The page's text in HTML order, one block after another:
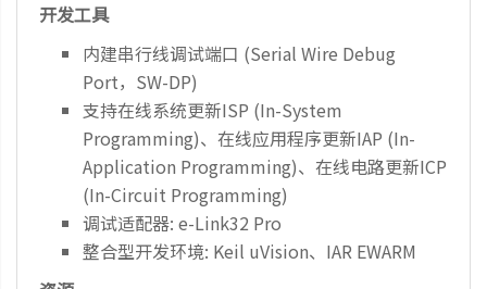
开发工具
内建串行线调试端口 (Serial Wire Debug
Port，SW-DP)
支持在线系统更新ISP (In-System
Programming)、在线应用程序更新IAP (In-
Application Programming)、在线电路更新ICP
(In-Circuit Programming)
调试适配器: e-Link32 Pro
整合型开发环境: Keil uVision、IAR EWARM